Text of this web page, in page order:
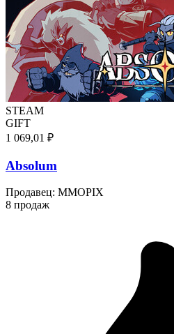
STEAM
GIFT
1 069,01 ₽
Absolum
Продавец: MMOPIX
8 продаж